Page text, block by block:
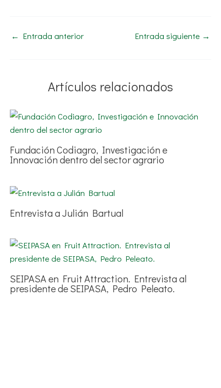
← Entrada anterior Entrada siguiente →
Artículos relacionados
Fundación Codiagro, Investigación e
Innovación dentro del sector agrario
Entrevista a Julián Bartual
SEIPASA en Fruit Attraction. Entrevista al
presidente de SEIPASA, Pedro Peleato.